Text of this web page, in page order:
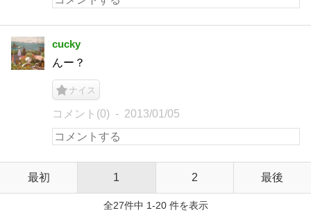
cucky
んー？
ナイス
コメント(0) 2013/01/05
最初 1 2 最後
全27件中 1-20 件を表示